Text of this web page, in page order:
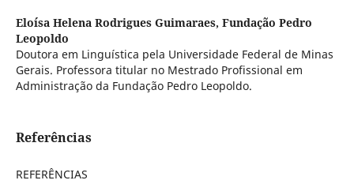
Eloísa Helena Rodrigues Guimaraes, Fundação Pedro
Leopoldo
Doutora em Linguística pela Universidade Federal de Minas
Gerais. Professora titular no Mestrado Profissional em
Administração da Fundação Pedro Leopoldo.
Referências
REFERÊNCIAS